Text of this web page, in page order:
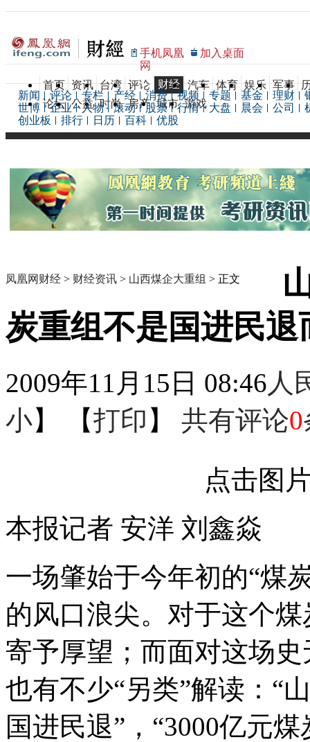
手机凤凰
网
加入桌面
首页 资讯 台湾 评论 财经 汽车 体育 娱乐 军事
论坛 公益 时尚 房产 城市 游戏
新闻 评论 专栏 产经 消费 视频 专题 基金 理财
世博
企业 人物 滚动 股票 行情 大盘 晨会 公司
创业板
排行 日历 百科 优股
凤凰网财经 > 财经资讯 > 山西煤企大重组 > 正文
炭重组不是国进民退
2009年11月15日 08:46人
小】 【打印 】 共有评论0
点击图
本报记者 安洋 刘鑫焱
一场肇始于今年初的“煤
的风口浪尖。对于这个
寄予厚望；而面对这场
也有不少“另类”解读：“
国进民退”，“3000亿元